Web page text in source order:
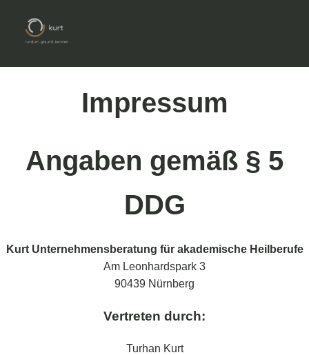
Impressum
Angaben gemäß § 5
DDG
Kurt Unternehmensberatung für akademische Heilberufe
Am Leonhardspark 3
90439 Nürnberg
Vertreten durch:
Turhan Kurt